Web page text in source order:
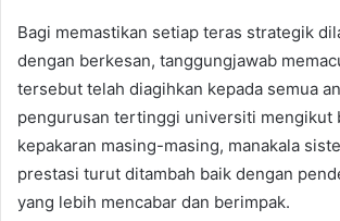
Bagi memastikan setiap teras strategik
dengan berkesan, tanggungjawab
tersebut telah diagihkan kepada semua
pengurusan tertinggi universiti mengikut
kepakaran masing-masing, manakala
prestasi turut ditambah baik dengan
yang lebih mencabar dan berimpak.